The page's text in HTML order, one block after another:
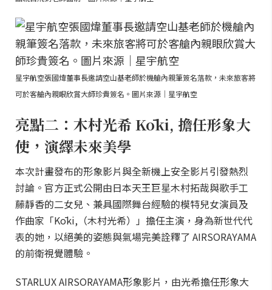
星宇航空張國煒董事長邀請空山基老師於機艙內親筆簽名落款，未來旅客將
可於客艙內親眼欣賞大師珍貴簽名。圖片來源｜星宇航空
亮點二：木村光希 Kōki, 擔任形象大
使，演繹未來美學
本次計畫發布的形象影片與全新機上安全影片引發熱烈
討論。官方正式公開由日本天王巨星木村拓哉與歌手工
藤靜香的二女兒、兼具國際舞台經驗的模特兒女演員及
作曲家「Kōki,（木村光希）」擔任主演，身為新世代代
表的她，以絕美的姿態與氣場完美詮釋了 AIRSORAYAMA
的前衛視覺體驗。
STARLUX AIRSORAYAMA形象影片，由光希擔任形象大